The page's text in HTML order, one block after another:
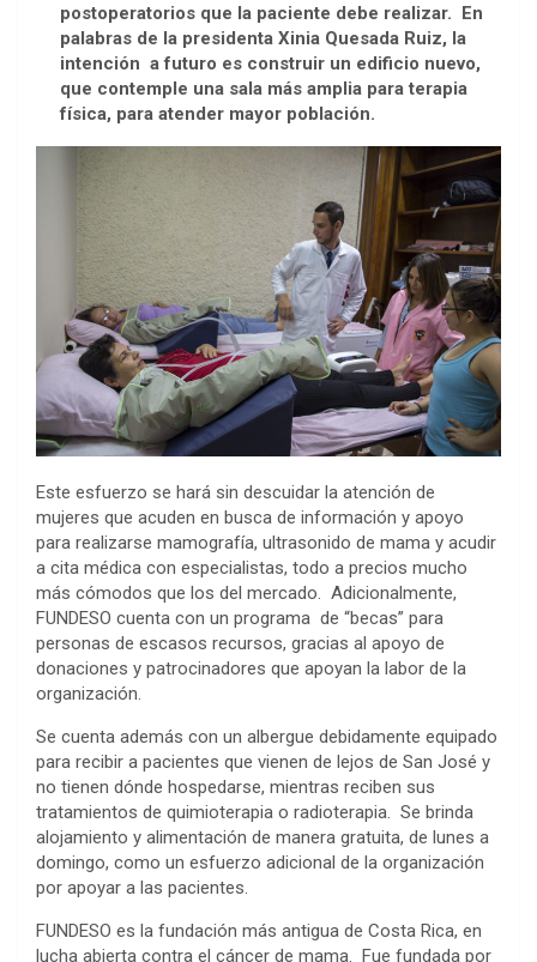
postoperatorios que la paciente debe realizar. En
palabras de la presidenta Xinia Quesada Ruiz, la
intención a futuro es construir un edificio nuevo,
que contemple una sala más amplia para terapia
física, para atender mayor población.
Este esfuerzo se hará sin descuidar la atención de
mujeres que acuden en busca de información y apoyo
para realizarse mamografía, ultrasonido de mama y acudir
a cita médica con especialistas, todo a precios mucho
más cómodos que los del mercado. Adicionalmente,
FUNDESO cuenta con un programa de “becas” para
personas de escasos recursos, gracias al apoyo de
donaciones y patrocinadores que apoyan la labor de la
organización.
Se cuenta además con un albergue debidamente equipado
para recibir a pacientes que vienen de lejos de San José y
no tienen dónde hospedarse, mientras reciben sus
tratamientos de quimioterapia o radioterapia. Se brinda
alojamiento y alimentación de manera gratuita, de lunes a
domingo, como un esfuerzo adicional de la organización
por apoyar a las pacientes.
FUNDESO es la fundación más antigua de Costa Rica, en
lucha abierta contra el cáncer de mama. Fue fundada por